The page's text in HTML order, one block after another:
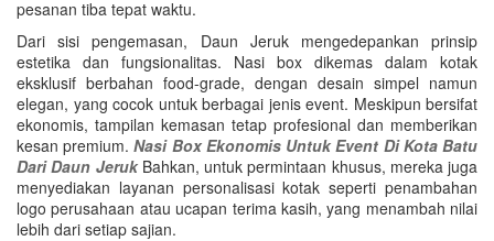
pesanan tiba tepat waktu.
Dari sisi pengemasan, Daun Jeruk mengedepankan prinsip
estetika dan fungsionalitas. Nasi box dikemas dalam kotak
eksklusif berbahan food-grade, dengan desain simpel namun
elegan, yang cocok untuk berbagai jenis event. Meskipun bersifat
ekonomis, tampilan kemasan tetap profesional dan memberikan
kesan premium.Nasi Box Ekonomis Untuk Event Di Kota Batu
Dari Daun Jeruk Bahkan, untuk permintaan khusus, mereka juga
menyediakan layanan personalisasi kotak seperti penambahan
logo perusahaan atau ucapan terima kasih, yang menambah nilai
lebih dari setiap sajian.